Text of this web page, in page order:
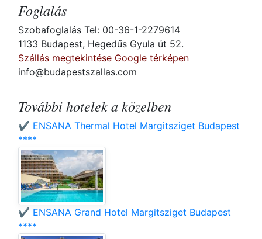
Foglalás
Szobafoglalás Tel: 00-36-1-2279614
1133 Budapest, Hegedűs Gyula út 52.
Szállás megtekintése Google térképen
info@budapestszallas.com
További hotelek a közelben
✔️ ENSANA Thermal Hotel Margitsziget Budapest
****
✔️ ENSANA Grand Hotel Margitsziget Budapest
****